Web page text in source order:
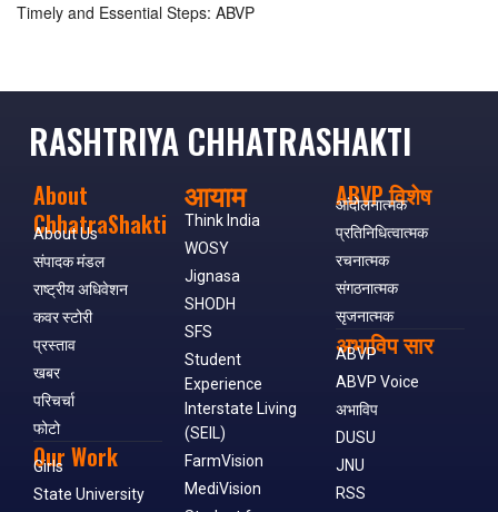
Timely and Essential Steps: ABVP
RASHTRIYA CHHATRASHAKTI
About
ChhatraShakti
About Us
संपादक मंडल
राष्ट्रीय अधिवेशन
कवर स्टोरी
प्रस्ताव
खबर
परिचर्चा
फोटो
Our Work
Girls
State University
आयाम
Think India
WOSY
Jignasa
SHODH
SFS
Student
Experience
Interstate Living
(SEIL)
FarmVision
MediVision
ABVP विशेष
आंदोलनात्मक
प्रतिनिधित्वात्मक
रचनात्मक
संगठनात्मक
सृजनात्मक
अभाविप सार
ABVP
ABVP Voice
अभाविप
DUSU
JNU
RSS